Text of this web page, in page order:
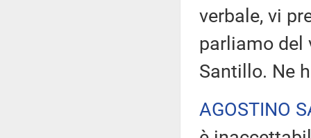
verbale, vi
parliamo del
Santillo. Ne
AGOSTINO